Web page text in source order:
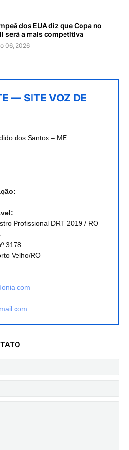
dos EUA diz que Copa no
será a mais competitiva
06, 2026
— SITE VOZ DE
dos Santos – ME
Profissional DRT 2019 / RO
3178
Velho/RO